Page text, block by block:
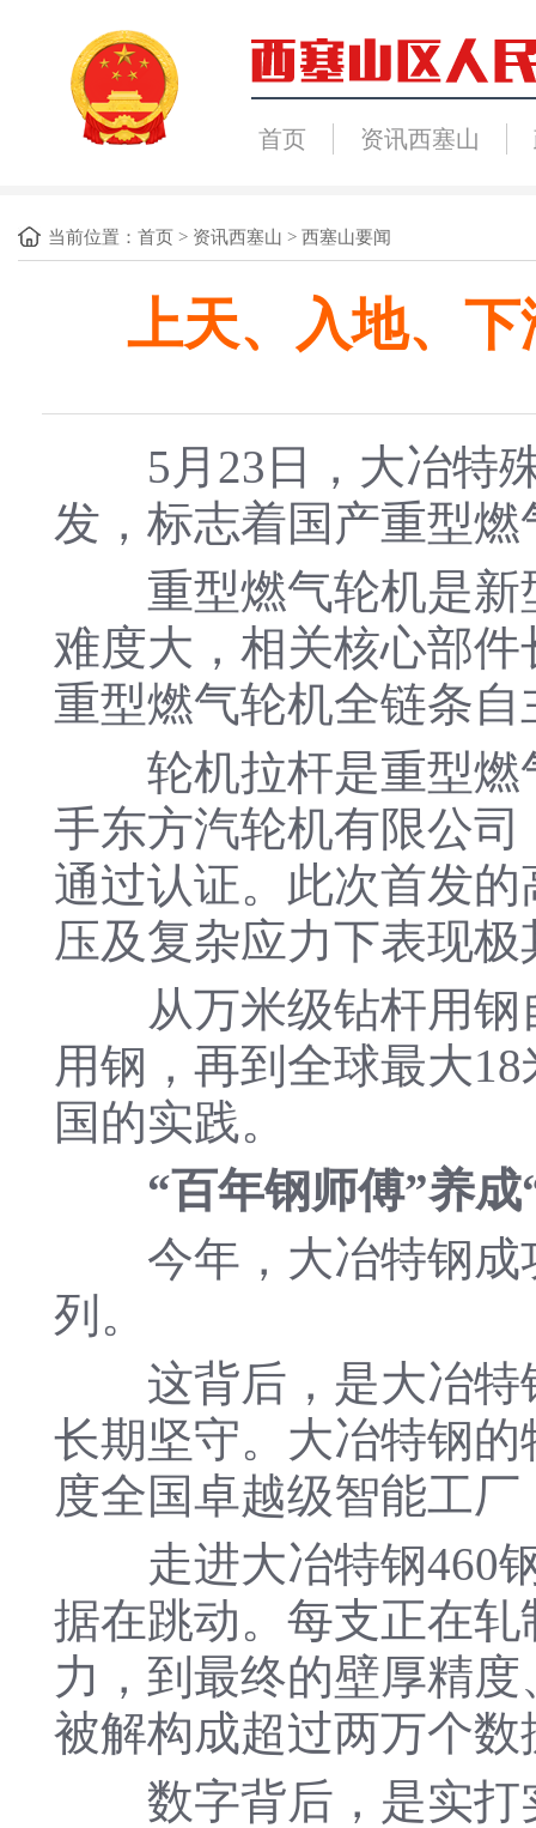
首页 资讯西塞山
当前位置： 首页 > 资讯西塞山 > 西塞山要闻
上天、入地、
5月23日，大冶特殊
发，标志着国产重型
重型燃气轮机是新
难度大，相关核心部
重型燃气轮机全链条
轮机拉杆是重型燃
手东方汽轮机有限公
通过认证。此次首发
压及复杂应力下表现极
从万米级钻杆用钢
用钢，再到全球最大
国的实践。
“百年钢师傅”养
今年，大冶特钢成
列。
这背后，是大冶特
长期坚守。大冶特钢
度全国卓越级智能工
走进大冶特钢460钢
据在跳动。每支正在
力，到最终的壁厚精
被解构成超过两万个数
数字背后，是实打